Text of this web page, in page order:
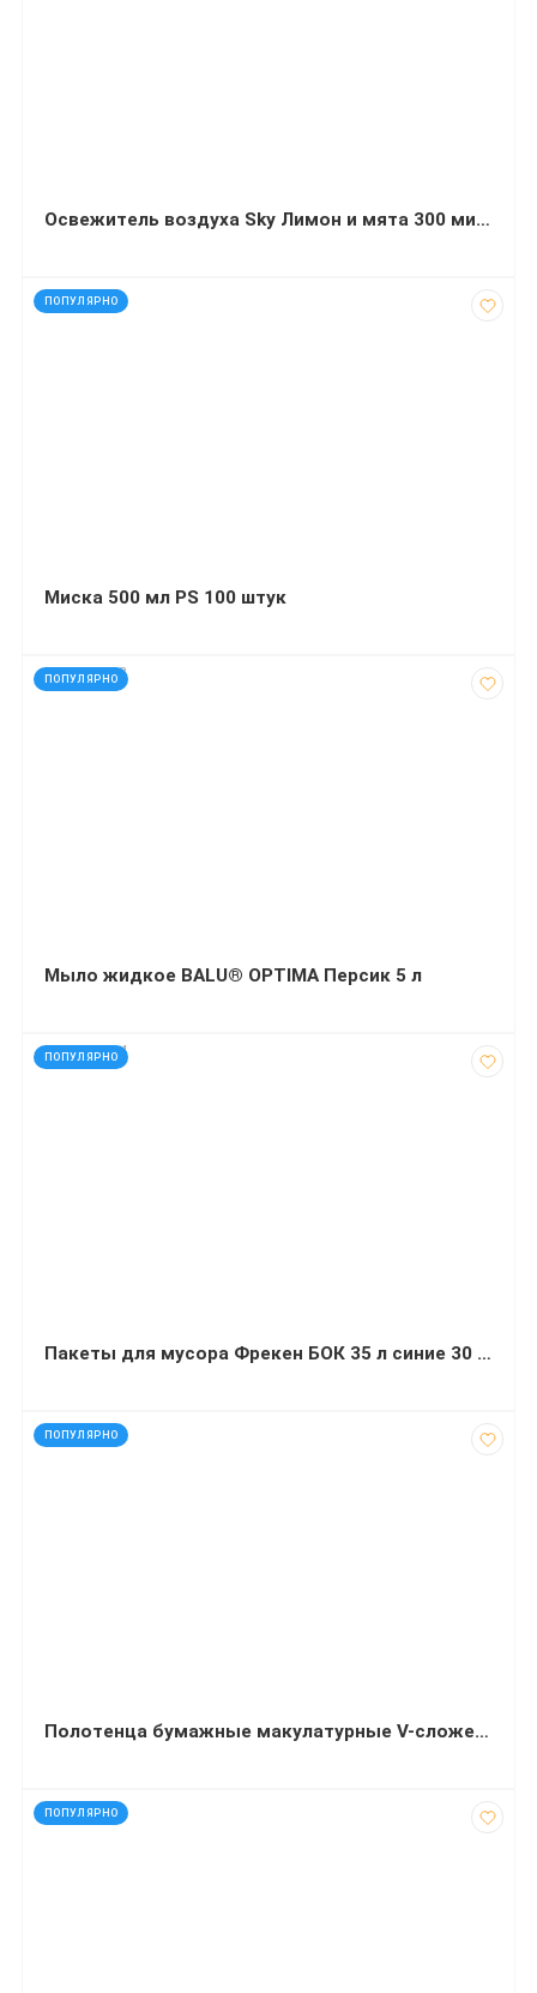
Освежитель воздуха Sky Лимон и мята 300 миллилитров
ПОПУЛЯРНО
код: 11917
Миска 500 мл PS 100 штук
ПОПУЛЯРНО
код: 927208
Мыло жидкое BALU® OPTIMA Персик 5 л
ПОПУЛЯРНО
код: 272714
Пакеты для мусора Фрекен БОК 35 л синие 30 штук
ПОПУЛЯРНО
код: 12900
Полотенца бумажные макулатурные V-сложения 23х24 см 150 штук серые Эконом
ПОПУЛЯРНО
код: 28080